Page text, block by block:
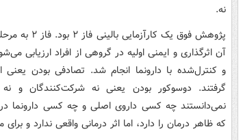
نه.
پژوهش فوق یک
آن اثرگذاری و ایمنی اولیه در گروهی از افراد ارزیابی
و کنترل‌شده با دارونما انجام شد. تصادفی بودن
گرفتند. دوسوکور بودن یعنی نه شرکت‌کنندگان و
نمی‌دانستند چه کسی داروی اصلی و چه کسی دارونما
که ظاهر درمان را دارد، اما اثر درمانی واقعی ندارد و